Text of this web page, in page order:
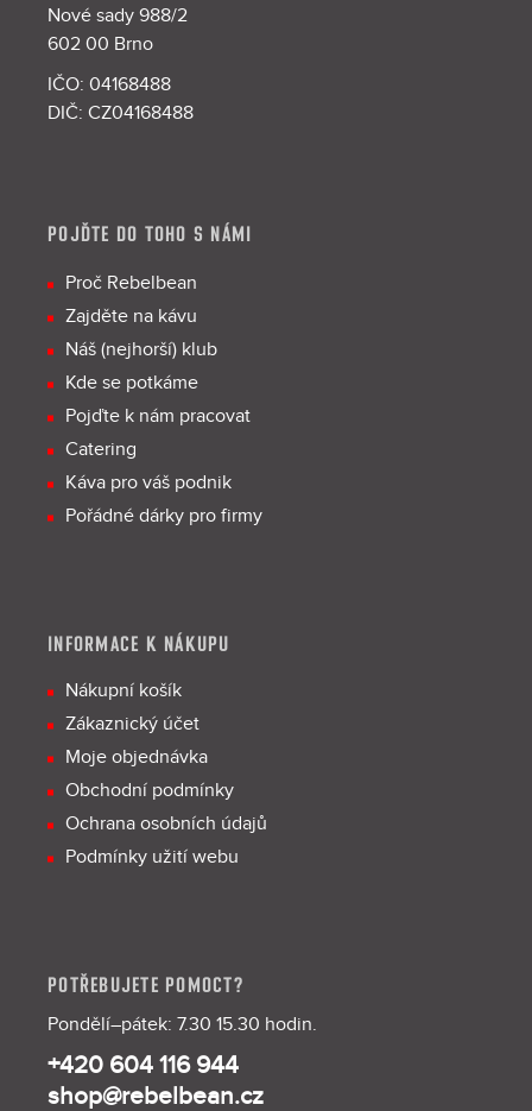
Nové sady 988/2
602 00 Brno
IČO: 04168488
DIČ: CZ04168488
POJĎTE DO TOHO S NÁMI
Proč Rebelbean
Zajděte na kávu
Náš (nejhorší) klub
Kde se potkáme
Pojďte k nám pracovat
Catering
Káva pro váš podnik
Pořádné dárky pro firmy
INFORMACE K NÁKUPU
Nákupní košík
Zákaznický účet
Moje objednávka
Obchodní podmínky
Ochrana osobních údajů
Podmínky užití webu
POTŘEBUJETE POMOCT?
Pondělí–pátek: 7.30 15.30 hodin.
+420 604 116 944
shop@rebelbean.cz